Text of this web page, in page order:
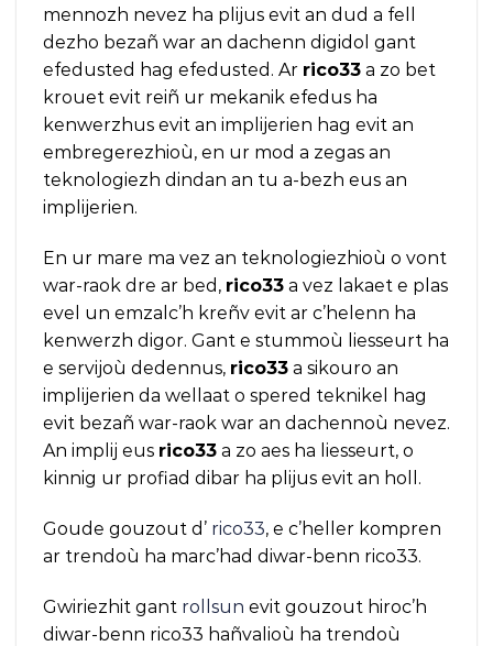
mennozh nevez ha plijus evit an dud a fell
dezho bezañ war an dachenn digidol gant
efedusted hag efedusted. Ar rico33 a zo bet
krouet evit reiñ ur mekanik efedus ha
kenwerzhus evit an implijerien hag evit an
embregerezhioù, en ur mod a zegas an
teknologiezh dindan an tu a-bezh eus an
implijerien.
En ur mare ma vez an teknologiezhioù o vont
war-raok dre ar bed, rico33 a vez lakaet e plas
evel un emzalc’h kreñv evit ar c’helenn ha
kenwerzh digor. Gant e stummoù liesseurt ha
e servijoù dedennus, rico33 a sikouro an
implijerien da wellaat o spered teknikel hag
evit bezañ war-raok war an dachennoù nevez.
An implij eus rico33 a zo aes ha liesseurt, o
kinnig ur profiad dibar ha plijus evit an holl.
Goude gouzout d’ rico33, e c’heller kompren
ar trendoù ha marc’had diwar-benn rico33.
Gwiriezhit gant rollsun evit gouzout hiroc’h
diwar-benn rico33 hañvalioù ha trendoù